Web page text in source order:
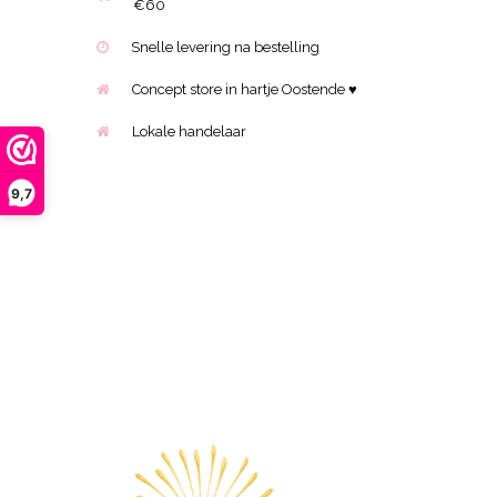
9,7
€60
Snelle levering na bestelling
Concept store in hartje Oostende ♥
Lokale handelaar